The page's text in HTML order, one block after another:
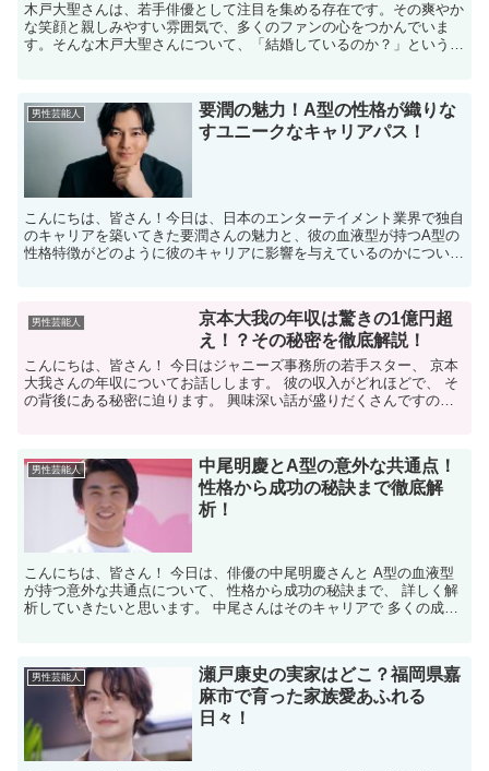
木戸大聖さんは、若手俳優として注目を集める存在です。その爽やか
な笑顔と親しみやすい雰囲気で、多くのファンの心をつかんでいま
す。そんな木戸大聖さんについて、「結婚しているのか？」という疑
男性芸能人
要潤の魅力！A型の性格が織りな
すユニークなキャリアパス！
こんにちは、皆さん！今日は、日本のエンターテイメント業界で独自
のキャリアを築いてきた要潤さんの魅力と、彼の血液型が持つA型の
性格特徴がどのように彼のキャリアに影響を与えているのかについて
男性芸能人
京本大我の年収は驚きの1億円超
え！？その秘密を徹底解説！
こんにちは、皆さん！ 今日はジャニーズ事務所の若手スター、 京本
大我さんの年収についてお話しします。 彼の収入がどれほどで、 そ
の背後にある秘密に迫ります。 興味深い話が盛りだくさんですの
男性芸能人
中尾明慶とA型の意外な共通点！
性格から成功の秘訣まで徹底解
析！
こんにちは、皆さん！ 今日は、俳優の中尾明慶さんと A型の血液型
が持つ意外な共通点について、 性格から成功の秘訣まで、 詳しく解
析していきたいと思います。 中尾さんはそのキャリアで 多くの成功
男性芸能人
瀬戸康史の実家はどこ？福岡県嘉
麻市で育った家族愛あふれる
日々！